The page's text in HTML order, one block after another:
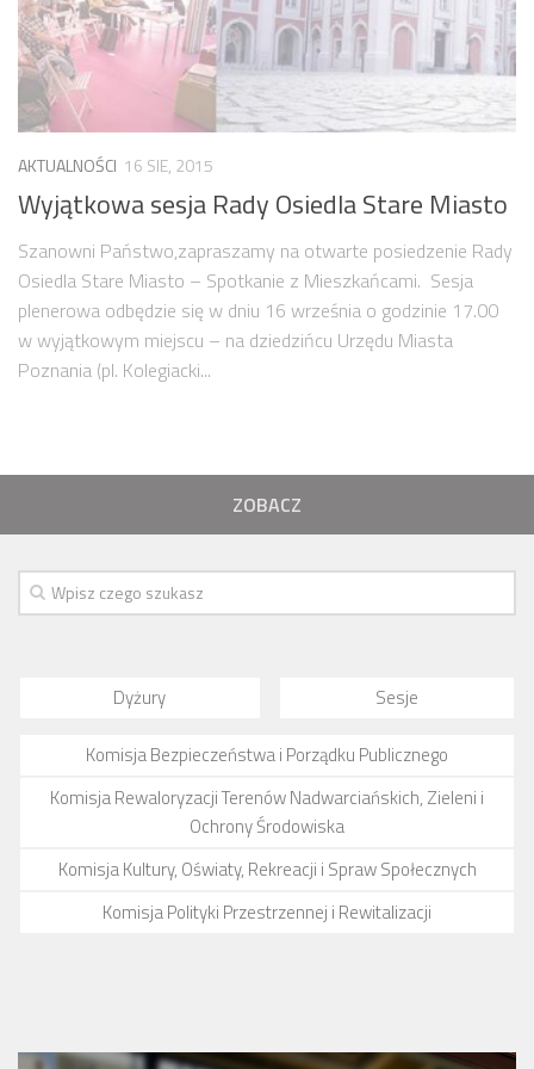
Strefa Tempo 30 – etap II i III
Strefa Tempo 30 – etap IV
Nowa organizacja ruchu – ul. Św. Marcin, Ratajczaka, Al.
Marcinkowskiego (Tempo 30)
Archiwum konsultacji
Galeria
Kontakt
AKTUALNOŚCI 16 SIE, 2015
Wyjątkowa sesja Rady Osiedla Stare Miasto
Szanowni Państwo,zapraszamy na otwarte posiedzenie Rady
Osiedla Stare Miasto – Spotkanie z Mieszkańcami. Sesja
plenerowa odbędzie się w dniu 16 września o godzinie 17.00
w wyjątkowym miejscu – na dziedzińcu Urzędu Miasta
Poznania (pl. Kolegiacki...
ZOBACZ
Dyżury Sesje
Komisja Bezpieczeństwa i Porządku Publicznego
Komisja Rewaloryzacji Terenów Nadwarciańskich, Zieleni i
Ochrony Środowiska
Komisja Kultury, Oświaty, Rekreacji i Spraw Społecznych
Komisja Polityki Przestrzennej i Rewitalizacji